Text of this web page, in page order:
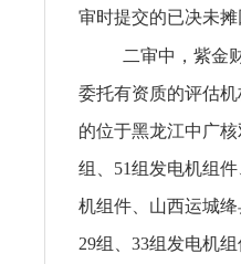
审时提交的已决未
二审中，紫金
委托有资质的评估
的位于黑龙江中广
组、51组发电机组
机组件、山西运城
29组、33组发电机